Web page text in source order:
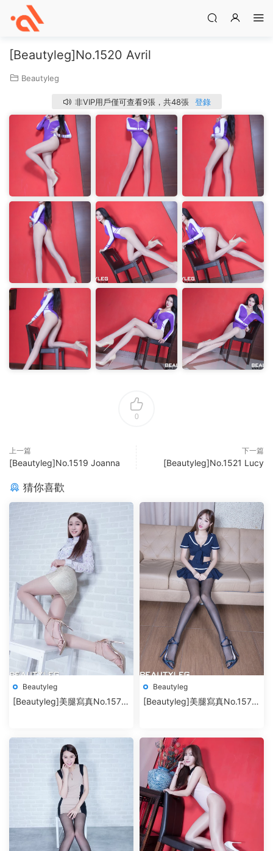
[Beautyleg]No.1520 Avril
Beautyleg
非VIP用戶僅可查看9張，共48張 登錄
0
上一篇
[Beautyleg]No.1519 Joanna
下一篇
[Beautyleg]No.1521 Lucy
猜你喜歡
Beautyleg
[Beautyleg]美腿寫真No.1575
Beautyleg
[Beautyleg]美腿寫真No.1574